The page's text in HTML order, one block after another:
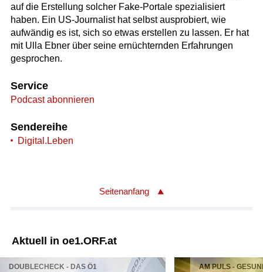
auf die Erstellung solcher Fake-Portale spezialisiert
haben. Ein US-Journalist hat selbst ausprobiert, wie
aufwändig es ist, sich so etwas erstellen zu lassen. Er hat
mit Ulla Ebner über seine ernüchternden Erfahrungen
gesprochen.
Service
Podcast abonnieren
Sendereihe
Digital.Leben
Seitenanfang
Aktuell in oe1.ORF.at
DOUBLECHECK - DAS Ö1
AM PULS -